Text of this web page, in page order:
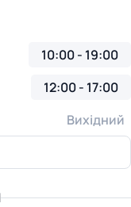
10:00 - 19:00
12:00 - 17:00
Вихідний